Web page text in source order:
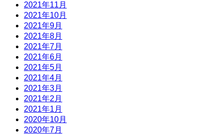
2021年11月
2021年10月
2021年9月
2021年8月
2021年7月
2021年6月
2021年5月
2021年4月
2021年3月
2021年2月
2021年1月
2020年10月
2020年7月